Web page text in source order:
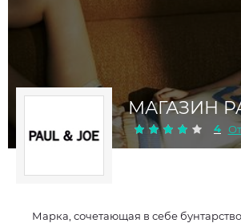
МАГАЗИН
4
Марка, сочетающая в себе